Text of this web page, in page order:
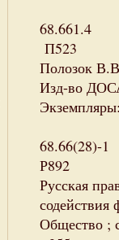
68.661.4
П523
Полозок
Изд-во
68.66(28)-1
Р892
Русская
содействия
Общество ;